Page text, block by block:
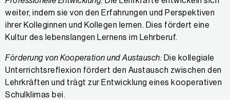
weiter, indem sie von den Erfahrungen und Perspektiven
ihrer Kolleginnen und Kollegen lernen. Dies fördert eine
Kultur des lebenslangen Lernens im Lehrberuf.
Förderung von Kooperation und Austausch: Die kollegiale
Unterrichtsreflexion fördert den Austausch zwischen den
Lehrkräften und trägt zur Entwicklung eines kooperativen
Schulklimas bei.